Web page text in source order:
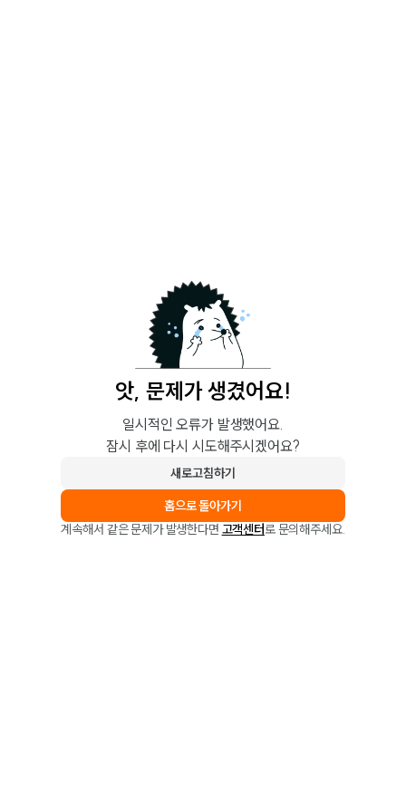
앗, 문제가 생겼어요!
일시적인 오류가 발생했어요.
잠시 후에 다시 시도해주시겠어요?
새로고침하기
홈으로 돌아가기
계속해서 같은 문제가 발생한다면 고객센터로 문의해주세요.